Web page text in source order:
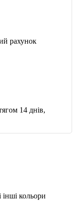
рахунок
14 днів,
кольори